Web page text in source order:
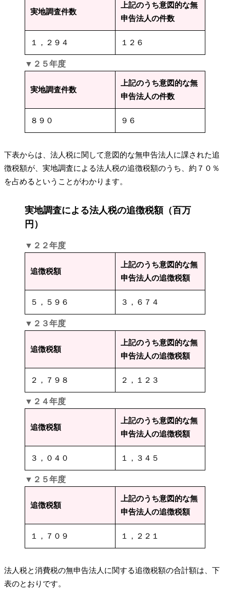
実地調査件数
上記のうち意図的な無
申告法人の件数
１，２９４ １２６
▼２５年度
実地調査件数
上記のうち意図的な無
申告法人の件数
８９０ ９６
下表からは、法人税に関して意図的な無申告法人に課された追
徴税額が、実地調査による法人税の追徴税額のうち、約７０％
を占めるということがわかります。
実地調査による法人税の追徴税額（百万
円）
▼２２年度
追徴税額
上記のうち意図的な無
申告法人の追徴税額
５，５９６ ３，６７４
▼２３年度
追徴税額
上記のうち意図的な無
申告法人の追徴税額
２，７９８ ２，１２３
▼２４年度
追徴税額
上記のうち意図的な無
申告法人の追徴税額
３，０４０ １，３４５
▼２５年度
追徴税額
上記のうち意図的な無
申告法人の追徴税額
１，７０９ １，２２１
法人税と消費税の無申告法人に関する追徴税額の合計額は、下
表のとおりです。